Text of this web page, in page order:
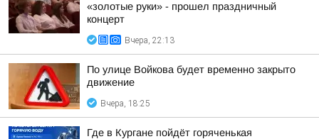
«золотые руки» - прошел праздничный
концерт
Вчера, 22:13
По улице Войкова будет временно закрыто
движение
Вчера, 18:25
Где в Кургане пойдёт горяченькая